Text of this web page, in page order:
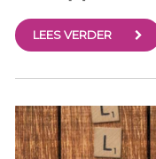
LEES VERDER